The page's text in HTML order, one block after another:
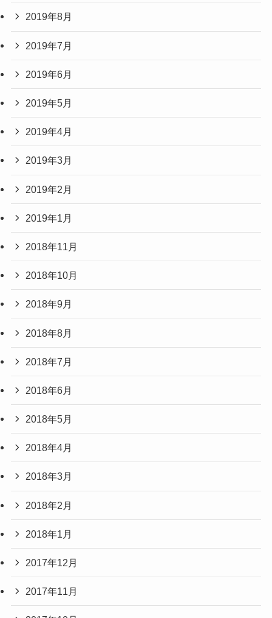
2019年8月
2019年7月
2019年6月
2019年5月
2019年4月
2019年3月
2019年2月
2019年1月
2018年11月
2018年10月
2018年9月
2018年8月
2018年7月
2018年6月
2018年5月
2018年4月
2018年3月
2018年2月
2018年1月
2017年12月
2017年11月